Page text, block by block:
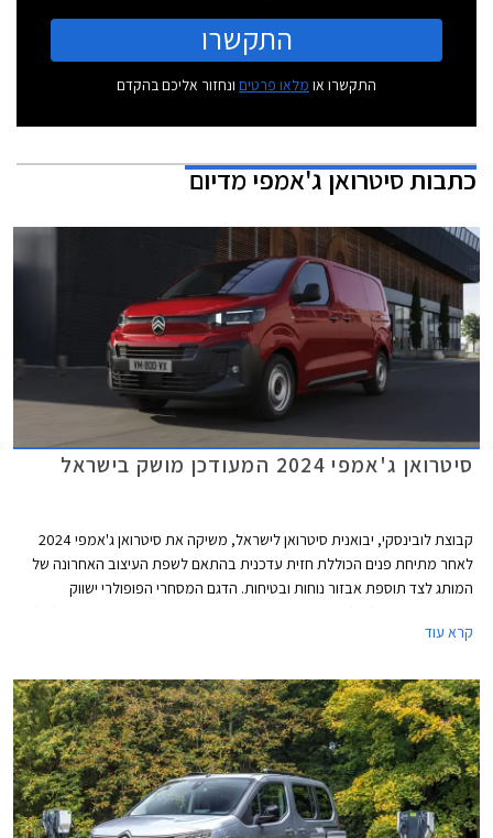
התקשרו
התקשרו או מלאו פרטים ונחזור אליכם בהקדם
כתבותסיטרואן ג'אמפי מדיום
סיטרואן ג'אמפי 2024 המעודכן מושק בישראל
קבוצת לובינסקי, יבואנית סיטרואן לישראל, משיקה את סיטרואן ג'אמפי 2024
לאחר מתיחת פנים הכוללת חזית עדכנית בהתאם לשפת העיצוב האחרונה של
המותג לצד תוספת אבזור נוחות ובטיחות. הדגם המסחרי הפופולרי ישווק
קרא עוד